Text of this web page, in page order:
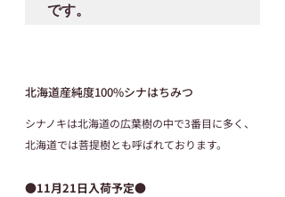
です。
北海道産純度100%シナはちみつ
シナノキは北海道の広葉樹の中で3番目に多く、
北海道では菩提樹とも呼ばれております。
●11月21日入荷予定●